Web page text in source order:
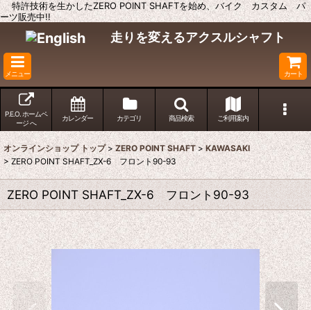
特許技術を生かしたZERO POINT SHAFTを始め、バイク カスタム パ
ーツ販売中!!
走りを変えるアクスルシャフト
メニュー カート
P.E.O. ホームペ
ージ へ
カレンダー カテゴリ 商品検索 ご利用案内
オンラインショップ トップ > ZERO POINT SHAFT > KAWASAKI
> ZERO POINT SHAFT_ZX-6 フロント90-93
ZERO POINT SHAFT_ZX-6 フロント90-93